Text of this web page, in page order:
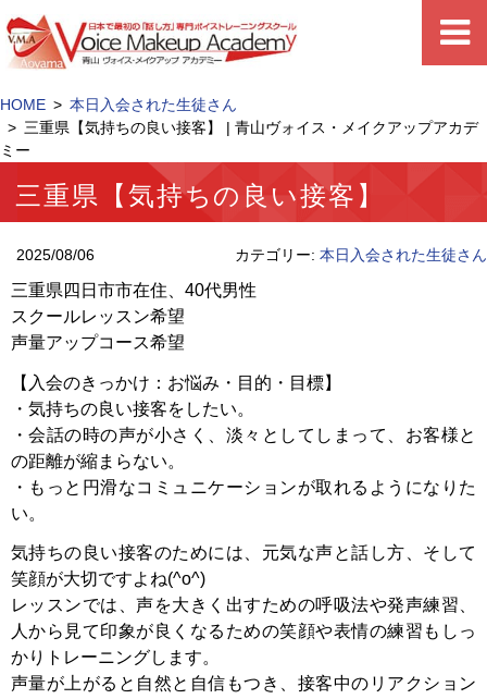
HOME
本日入会された生徒さん
三重県【気持ちの良い接客】 | 青山ヴォイス・メイクアップアカデ
ミー
三重県【気持ちの良い接客】
2025/08/06 カテゴリー: 本日入会された生徒さん
三重県四日市市在住、40代男性
スクールレッスン希望
声量アップコース希望
【入会のきっかけ：お悩み・目的・目標】
・気持ちの良い接客をしたい。
・会話の時の声が小さく、淡々としてしまって、お客様と
の距離が縮まらない。
・もっと円滑なコミュニケーションが取れるようになりた
い。
気持ちの良い接客のためには、元気な声と話し方、そして
笑顔が大切ですよね(^o^)
レッスンでは、声を大きく出すための呼吸法や発声練習、
人から見て印象が良くなるための笑顔や表情の練習もしっ
かりトレーニングします。
声量が上がると自然と自信もつき、接客中のリアクション